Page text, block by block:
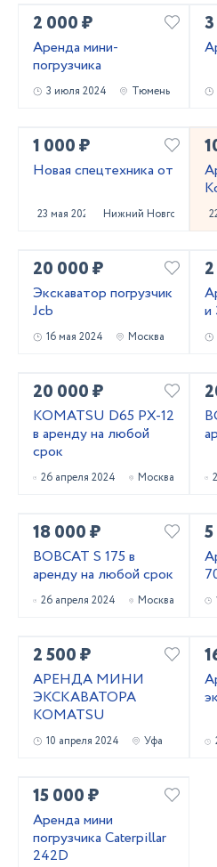
2 000 ₽
Аренда мини-
погрузчика
3 июля 2024 Тюмень
1 000 ₽
Новая спецтехника от
23 мая 2024 Нижний Новгород
20 000 ₽
Экскаватор погрузчик
Jcb
16 мая 2024 Москва
и
20 000 ₽
KOMATSU D65 PX-12
в аренду на любой
срок
26 апреля 2024 Москва
18 000 ₽
BOBCAT S 175 в
аренду на любой срок
26 апреля 2024 Москва
2 500 ₽
АРЕНДА МИНИ
ЭКСКАВАТОРА
KOMATSU
10 апреля 2024 Уфа
15 000 ₽
Аренда мини
погрузчика Caterpillar
242D